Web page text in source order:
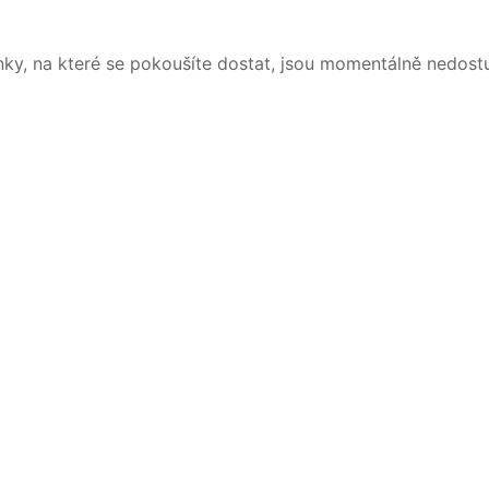
na které se pokoušíte dostat, jsou momentálně